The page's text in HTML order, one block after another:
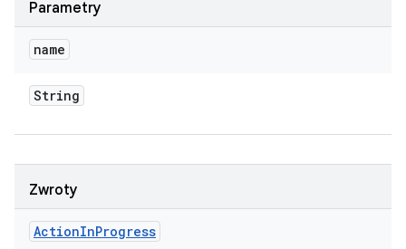
Parametry
name
String
Zwroty
ActionInProgress